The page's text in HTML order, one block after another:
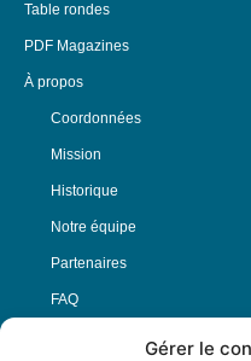
Gérer le
Table rondes
PDF Magazines
À propos
Coordonnées
Mission
Historique
Notre équipe
Partenaires
FAQ